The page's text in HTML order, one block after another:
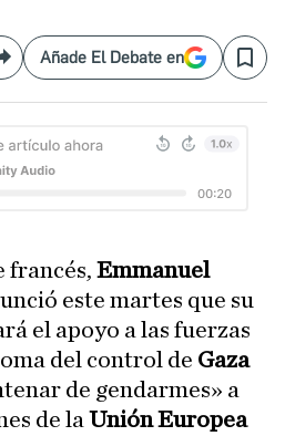
CompartirAñade El Debate en Save
francés,Emmanuel
este martes que su
el apoyo a las fuerzas
del control de Gaza
de gendarmes» a
de la Unión Europea